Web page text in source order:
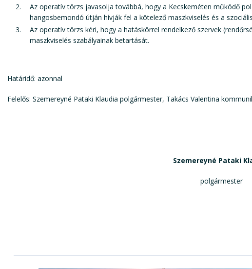
Az operatív törzs javasolja továbbá, hogy a Kecskeméten működő
hangosbemondó útján hívják fel a kötelező maszkviselés és a
Az operatív törzs kéri, hogy a hatáskörrel rendelkező szervek
maszkviselés szabályainak betartását.
Határidő: azonnal
Felelős: Szemereyné Pataki Klaudia polgármester, Takács Valentina
Szemereyné Pataki
polgármester